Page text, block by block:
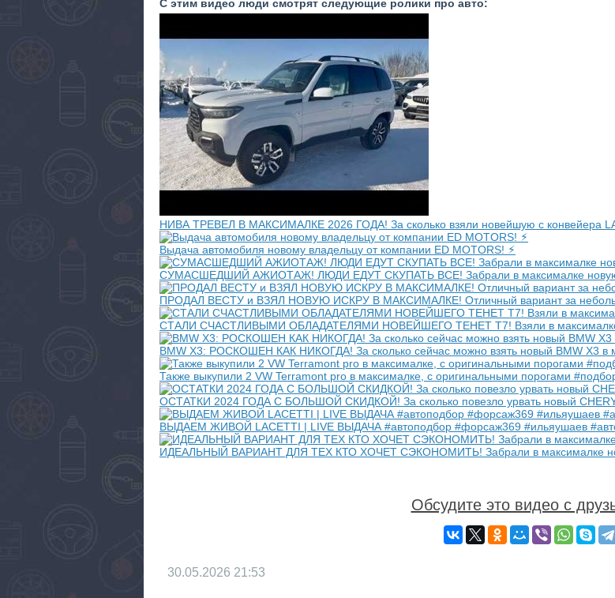
С этим видео люди смотрят следующие ролики про авто:
НИВА ТРЕВЕЛ В МАКСИМАЛКЕ 2026 ГОДА! За сколько взяли новейшую с конвейера
Выдача автомобиля новому владельцу от компании ED MOTORS! ⚡️
СУМАСШЕДШИЙ АЖИОТАЖ! ЛЮДИ ЕДУТ СКУПАТЬ ВСЕ! Забрали в максималке новую
ПРОДАЛ ВЕСТУ и ВЗЯЛ НОВУЮ ИСКРУ В МАКСИМАЛКЕ! Отличный вариант за
СТАЛИ СЧАСТЛИВЫМИ ОБЛАДАТЕЛЯМИ НОВЕЙШЕГО ТЕНЕТ Т7! Взяли в максималке
BMW X3: РОСКОШЕН КАК НИКОГДА! За сколько сейчас можно взять новый BMW X3 в
Также выкупили 2 VW Terramont pro в максималке, с оригинальными порогами
ОСТАТКИ 2024 ГОДА С БОЛЬШОЙ СКИДКОЙ! За сколько повезло урвать новый
ВЫДАЕМ ЖИВОЙ LACETTI | LIVE ВЫДАЧА #автоподбор #форсаж369 #ильяушаев
ИДЕАЛЬНЫЙ ВАРИАНТ ДЛЯ ТЕХ КТО ХОЧЕТ СЭКОНОМИТЬ! Забрали в максималке
Обсудите это видео с
30.05.2026 21:53